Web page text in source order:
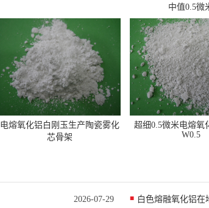
中值0.5微
电熔氧化铝白刚玉生产陶瓷雾化
芯骨架
超细0.5微米电熔氧
W0.5
2026-07-29 白色熔融氧化铝在